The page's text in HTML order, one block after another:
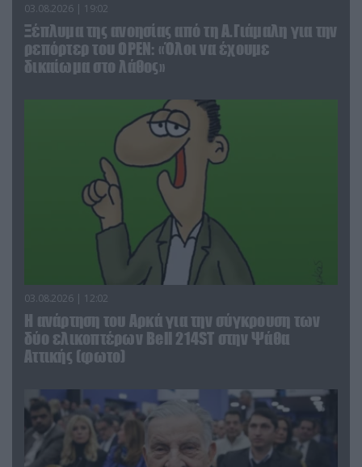
03.08.2026 | 19:02
Ξέπλυμα της ανοησίας από τη Α.Γιάμαλη για την
ρεπόρτερ του ΟΡΕΝ: «Όλοι να έχουμε
δικαίωμα στο λάθος»
03.08.2026 | 12:02
Η ανάρτηση του Αρκά για την σύγκρουση των
δύο ελικοπτέρων Bell 214ST στην Ψάθα
Αττικής (φωτο)